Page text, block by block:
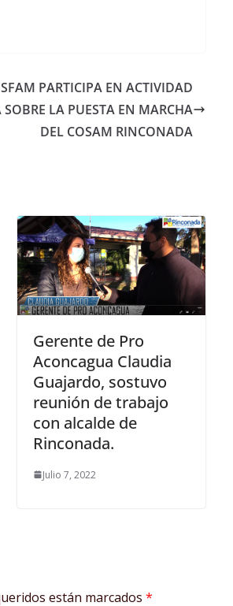
PARTICIPA EN ACTIVIDAD
LA PUESTA EN MARCHA
DEL COSAM RINCONADA
Gerente de Pro
Aconcagua Claudia
Guajardo, sostuvo
reunión de trabajo
con alcalde de
Rinconada.
Julio 7, 2022
están marcados *